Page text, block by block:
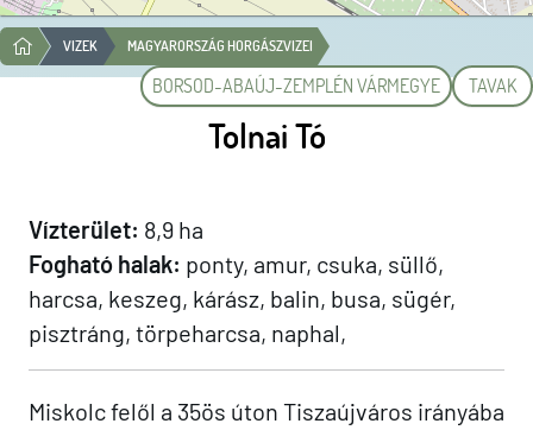
VIZEK MAGYARORSZÁG HORGÁSZVIZEI
BORSOD-ABAÚJ-ZEMPLÉN VÁRMEGYE TAVAK
Tolnai Tó
Vízterület: 8,9 ha
Fogható halak: ponty, amur, csuka, süllő,
harcsa, keszeg, kárász, balin, busa, sügér,
pisztráng, törpeharcsa, naphal,
Miskolc felől a 35ös úton Tiszaújváros irányába